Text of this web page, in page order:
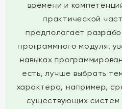
времени и
практической
предполагает
программного модуля,
навыках
есть, лучше выбрать
характера, например,
существующих